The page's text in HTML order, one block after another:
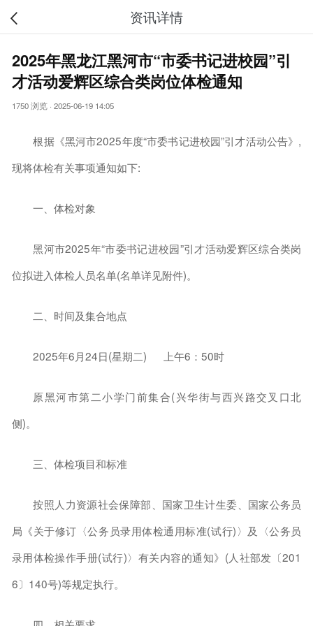
资讯详情
2025年黑龙江黑河市“市委书记进校园”引
才活动爱辉区综合类岗位体检通知
1750 浏览 · 2025-06-19 14:05
根据《黑河市2025年度“市委书记进校园”引才活动公告》,
现将体检有关事项通知如下:
一、体检对象
黑河市2025年“市委书记进校园”引才活动爱辉区综合类岗
位拟进入体检人员名单(名单详见附件)。
二、时间及集合地点
2025年6月24日(星期二) 上午6：50时
原黑河市第二小学门前集合(兴华街与西兴路交叉口北
侧)。
三、体检项目和标准
按照人力资源社会保障部、国家卫生计生委、国家公务员
局《关于修订〈公务员录用体检通用标准(试行)〉及〈公务员
录用体检操作手册(试行)〉有关内容的通知》(人社部发〔201
6〕140号)等规定执行。